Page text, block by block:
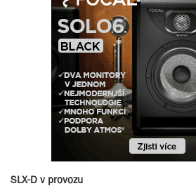
SLX-D v provozu